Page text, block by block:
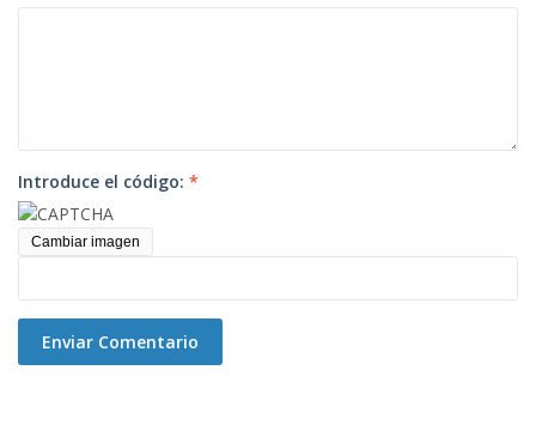
Introduce el código: *
Cambiar imagen
Enviar Comentario